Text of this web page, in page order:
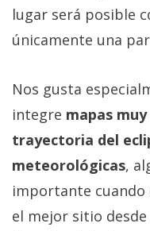
lugar será posible
únicamente una
Nos gusta
integre mapas
trayectoria del
meteorológicas,
importante cuando
el mejor sitio